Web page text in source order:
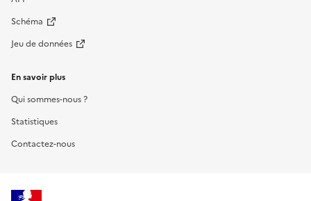
Schéma
Jeu de données
En savoir plus
Qui sommes-nous ?
Statistiques
Contactez-nous